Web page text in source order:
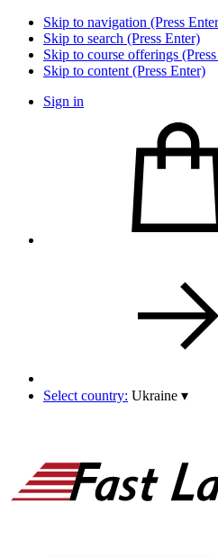
Skip to navigation (Press
Skip to search (Press Enter)
Skip to course offerings
Skip to content (Press Enter)
Sign in
Select country: Ukraine ▾